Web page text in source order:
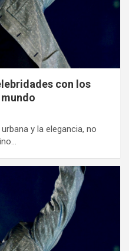
con los
y la elegancia, no